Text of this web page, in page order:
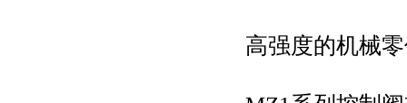
高强度的机械